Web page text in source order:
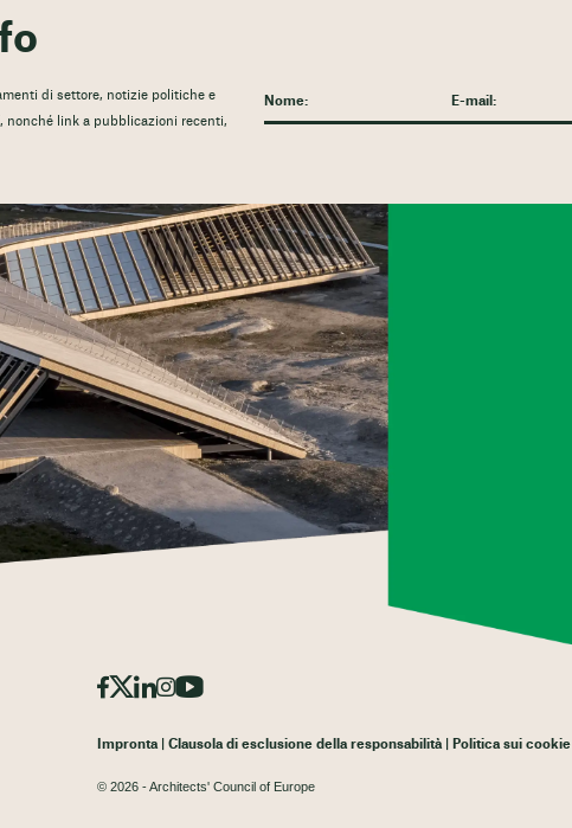
di settore, notizie politiche e
nonché link a pubblicazioni recenti,
Impronta Clausola di esclusione della responsabilità Politica sui cookie
© 2026 - Architects' Council of Europe